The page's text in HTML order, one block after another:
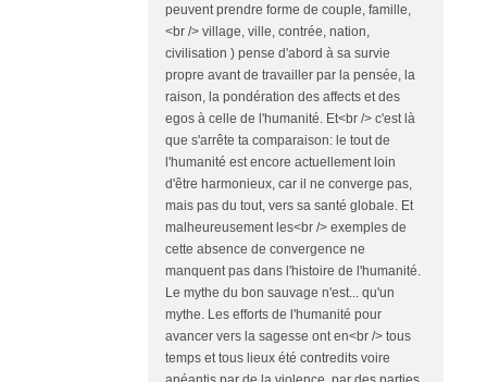
peuvent prendre forme de couple, famille,
<br /> village, ville, contrée, nation,
civilisation ) pense d'abord à sa survie
propre avant de travailler par la pensée, la
raison, la pondération des affects et des
egos à celle de l'humanité. Et<br /> c'est là
que s'arrête ta comparaison: le tout de
l'humanité est encore actuellement loin
d'être harmonieux, car il ne converge pas,
mais pas du tout, vers sa santé globale. Et
malheureusement les<br /> exemples de
cette absence de convergence ne
manquent pas dans l'histoire de l'humanité.
Le mythe du bon sauvage n'est... qu'un
mythe. Les efforts de l'humanité pour
avancer vers la sagesse ont en<br /> tous
temps et tous lieux été contredits voire